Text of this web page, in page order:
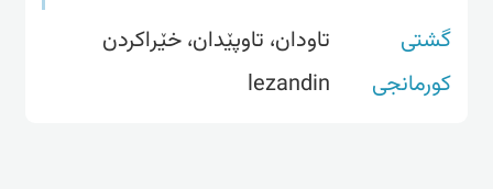
گشتی
تاودان، تاوپێدان، خێراکردن
کورمانجی
lezandin